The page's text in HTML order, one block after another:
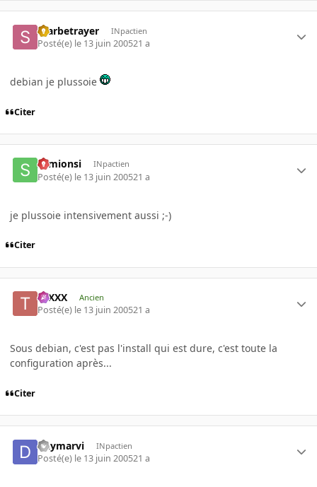
Starbetrayer INpactien
Posté(e) le 13 juin 200521 a
debian je plussoie
Citer
semionsi INpactien
Posté(e) le 13 juin 200521 a
je plussoie intensivement aussi ;-)
Citer
tuXXX Ancien
Posté(e) le 13 juin 200521 a
Sous debian, c'est pas l'install qui est dure, c'est toute la
configuration après...
Citer
Daymarvi INpactien
Posté(e) le 13 juin 200521 a